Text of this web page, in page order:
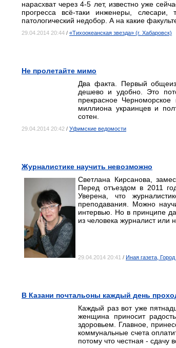
нарасхват через 4-5 лет, известно уже
прогресса всё-таки инженеры,
патологический недобор. А на какие
29.04.2014 20:44 / «Тихоокеанская звезда» (г. Хабаровск)
Не пролетайте мимо
Два факта. Первый
дешево и удобно. Это
прекрасное
миллиона украинцев и
сотен.
29.04.2014 20:42 / Уфимские ведомости
Журналистике научить невозможно
Светлана Кирсанова,
Перед отъездом в 2011
Уверена, что
преподавания. Можно
интервью. Но в принципе
из человека журналист или
29.04.2014 20:41 / Иная газета,
В Казани почтальоны каждый день
Каждый раз вот уже
женщина приносит
здоровьем. Главное,
коммунальные счета
потому что честная - сдачу